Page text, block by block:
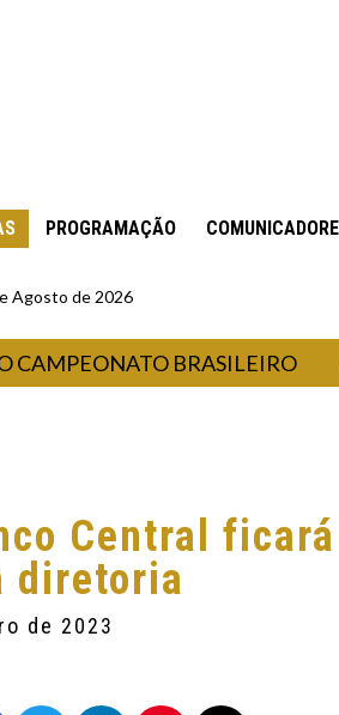
PROGRAMAÇÃO
Agosto de 2026
BRASILEIRO
Central
diretoria
de 2023